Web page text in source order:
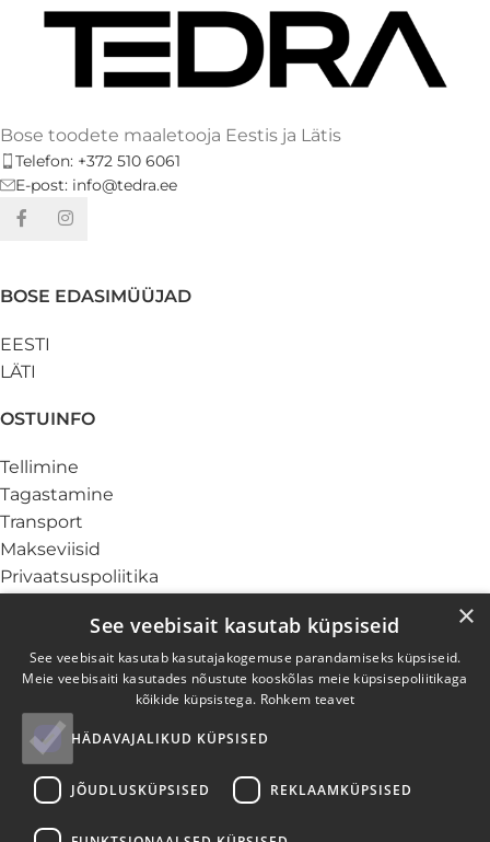
Bose toodete maaletooja Eestis ja Lätis
Telefon: +372 510 6061
E-post: info@tedra.ee
BOSE EDASIMÜÜJAD
EESTI
LÄTI
OSTUINFO
Tellimine
Tagastamine
Transport
Makseviisid
Privaatsuspoliitika
TEENUSED
Garantii ja hooldus
Elektroonikajäätmed
Paigaldus
Järelmaks
Kinkekaardid
×
See veebisait kasutab küpsiseid
See veebisait kasutab kasutajakogemuse parandamiseks küpsiseid.
Meie veebisaiti kasutades nõustute kooskõlas meie küpsisepoliitikaga
kõikide küpsistega. Rohkem teavet
HÄDAVAJALIKUD KÜPSISED
JÕUDLUSKÜPSISED REKLAAMKÜPSISED